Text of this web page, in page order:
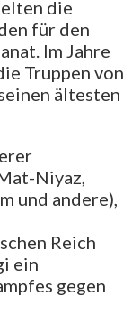
die
für den
Im Jahre
Truppen von
ältesten
Niyaz,
und andere),
Reich
ein
gegen